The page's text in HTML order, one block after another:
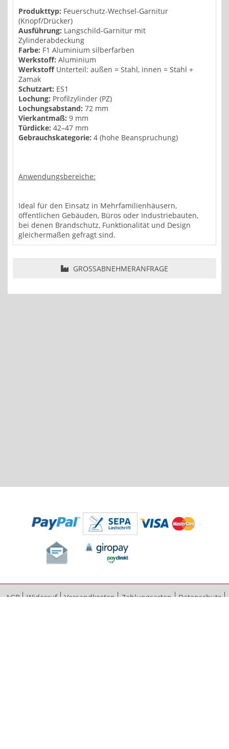
Produkttyp: Feuerschutz-Wechsel-Garnitur
(Knopf/Drücker)
Ausführung: Langschild-Garnitur mit
Zylinderabdeckung
Farbe: F1 Aluminium silberfarben
Werkstoff: Aluminium
WerkstoffUnterteil: außen = Stahl, innen = Stahl +
Zamak
Schutzart: ES1
Lochung: Profilzylinder (PZ)
Lochungsabstand: 72 mm
Vierkantmaß: 9 mm
Türdicke: 42–47 mm
Gebrauchskategorie: 4 (hohe Beanspruchung)
Anwendungsbereiche:
Ideal für den Einsatz in Mehrfamilienhäusern,
öffentlichen Gebäuden, Büros oder Industriebauten,
bei denen Brandschutz, Funktionalität und Design
gleichermaßen gefragt sind.
GROSSABNEHMERANFRAGE
AGB Widerruf Versandkosten Zahlungsarten
Datenschutz